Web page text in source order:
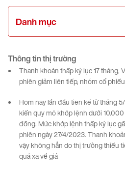
Danh mục
Thông tinthịtrường
Thanh khoản thấp kỷ lục 17 tháng,
phiên giảm liên tiếp, nhóm cổ
Hôm nay lần đầu tiên kể từ tháng
kiến quy mô khớp lệnh dưới
đồng. Mức khớp lệnh thấp kỷ lục
phiên ngày 27/4/2023. Thanh
vậy không hẳn do thị trường thiếu
quá xa về giá